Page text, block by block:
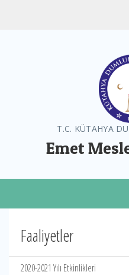
T.C. KÜTAHYA
Emet
Faaliyetler
2020-2021 Yılı Etkinlikleri